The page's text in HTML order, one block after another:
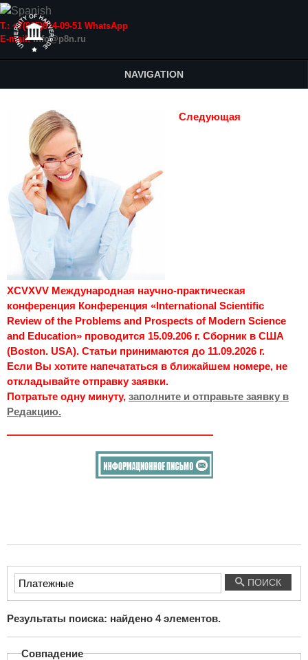
Т.: +7(915)814-09-51 WhatsApp
E-mail:info@p8n.ru
NAVIGATION
Следующая
XCVXVV Международная научно-практическая
конференция Конференция «International Scientific
Review of the Problems and Prospects of Modern Science
and Education» проводится 15.09.206 г. Сборник в США
(Boston. USA). Статьи принимаются до 11.09.2026 г.
Если Вы хотите напечататься в ближайшем номере, не
откладывайте отправку заявки.
Потратьте одну минуту, заполните и отправьте заявку в
Редакцию.
Введите
текст
поиска...
ПОИСК
Результаты поиска: найдено 4элементов.
Совпадение